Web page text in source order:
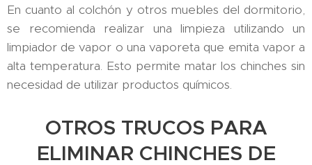
En cuanto al colchón y otros muebles del dormitorio,
se recomienda realizar una limpieza utilizando un
limpiador de vapor o una vaporeta que emita vapor a
alta temperatura. Esto permite matar los chinches sin
necesidad de utilizar productos químicos.
OTROS TRUCOS PARA
ELIMINAR CHINCHES DE